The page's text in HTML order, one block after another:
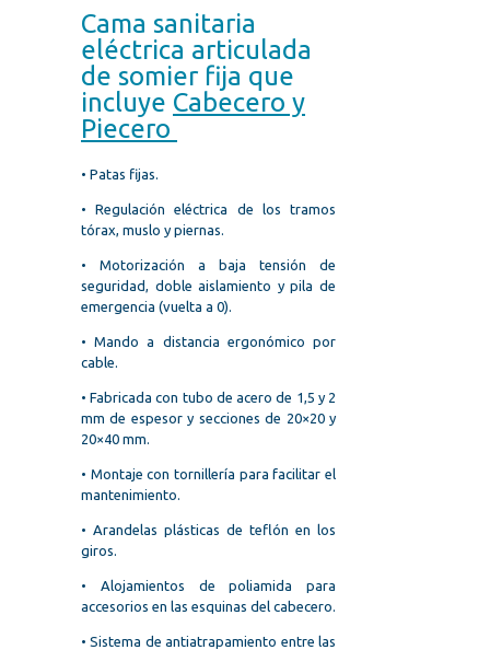
CABECERO/PIECERO
cantidadCama sanitaria
eléctrica articulada
de somier fija que
incluye Cabecero y
Piecero
• Patas fijas.
• Regulación eléctrica de los tramos
tórax, muslo y piernas.
• Motorización a baja tensión de
seguridad, doble aislamiento y pila de
emergencia (vuelta a 0).
• Mando a distancia ergonómico por
cable.
• Fabricada con tubo de acero de 1,5 y 2
mm de espesor y secciones de 20×20 y
20×40 mm.
• Montaje con tornillería para facilitar el
mantenimiento.
• Arandelas plásticas de teflón en los
giros.
• Alojamientos de poliamida para
accesorios en las esquinas del cabecero.
• Sistema de antiatrapamiento entre las